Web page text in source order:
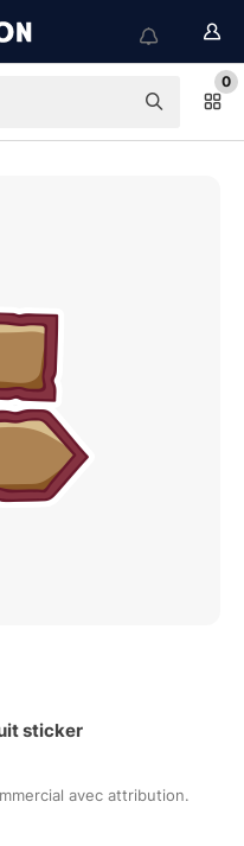
0
sticker
avec attribution.